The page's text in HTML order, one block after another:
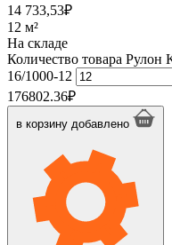
14 733,53₽
12 м²
На складе
Количество товара
16/1000-12
176802.36₽
в корзину добавлено